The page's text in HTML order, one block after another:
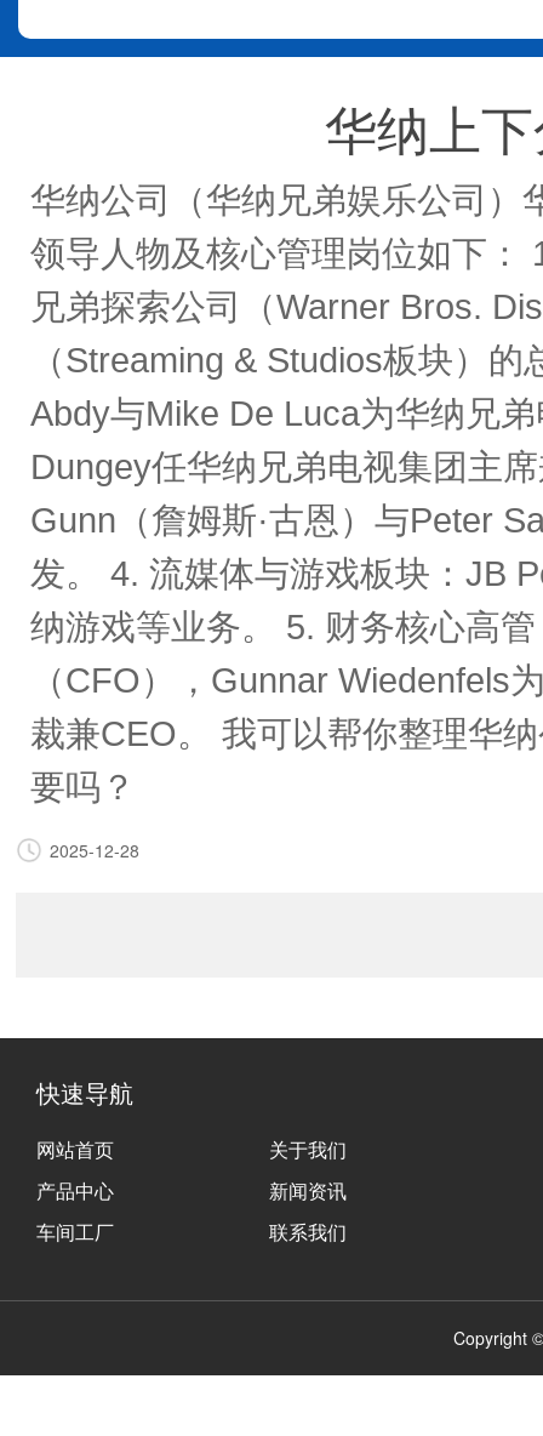
华纳上
华纳公司（华纳兄弟娱乐公司）
领导人物及核心管理岗位如下：
兄弟探索公司（Warner Bros.
（Streaming & Studios板块）
Abdy与Mike De Luca为华纳兄
Dungey任华纳兄弟电视集团主
Gunn（詹姆斯·古恩）与Peter
发。 4. 流媒体与游戏板块：JB
纳游戏等业务。 5. 财务核心高
（CFO），Gunnar
裁兼CEO。 我可以帮你整理华
要吗？
2025-12-28
快速导航
网站首页
关于我们
产品中心
新闻资讯
车间工厂
联系我们
Copyright